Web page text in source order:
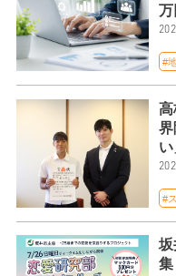
万
#
高
界
い
#
坂
集